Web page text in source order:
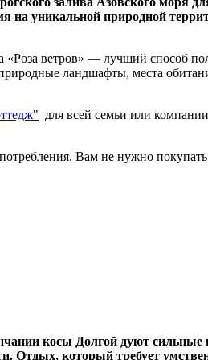
на уникальной природной
«Роза ветров» — лучший способ
ландшафты, места
для всей семьи или
Вам не нужно
косы Долгой дуют сильные
Отдых, который требует